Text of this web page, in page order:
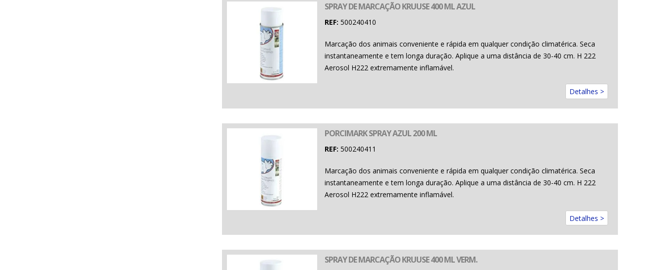
SPRAY DE MARCAÇÃO KRUUSE 400 ML AZUL
REF: 500240410
Marcação dos animais conveniente e rápida em qualquer condição climatérica. Seca
instantaneamente e tem longa duração. Aplique a uma distância de 30-40 cm. H 222
Aerosol H222 extremamente inflamável.
Detalhes >
PORCIMARK SPRAY AZUL 200 ML
REF: 500240411
Marcação dos animais conveniente e rápida em qualquer condição climatérica. Seca
instantaneamente e tem longa duração. Aplique a uma distância de 30-40 cm. H 222
Aerosol H222 extremamente inflamável.
Detalhes >
SPRAY DE MARCAÇÃO KRUUSE 400 ML VERM.